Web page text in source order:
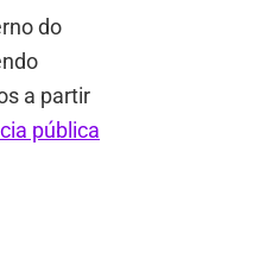
do
a partir
pública